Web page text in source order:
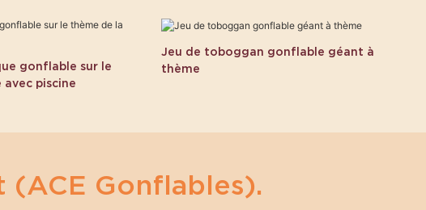
gonflable sur le
piscine
Jeu de toboggan gonflable géant à
thème
(ACE Gonflables).